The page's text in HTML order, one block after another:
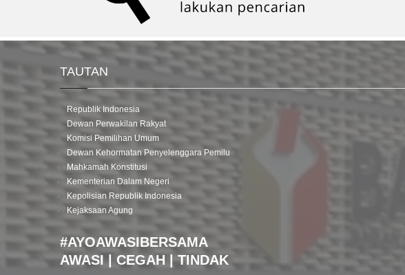
TAUTAN
Republik Indonesia
Dewan Perwakilan Rakyat
Komisi Pemilihan Umum
Dewan Kehormatan Penyelenggara Pemilu
Mahkamah Konstitusi
Kementerian Dalam Negeri
Kepolisian Republik Indonesia
Kejaksaan Agung
#AYOAWASIBERSAMA
AWASI | CEGAH | TINDAK